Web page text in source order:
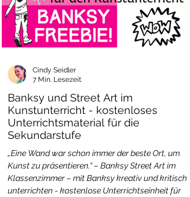
Banksy und Street Art im
Kunstunterricht - kostenloses
Unterrichtsmaterial für die
Sekundarstufe
„Eine Wand war schon immer der beste Ort, um
Kunst zu präsentieren.“ – Banksy Street Art im
Klassenzimmer – mit Banksy kreativ und kritisch
unterrichten - kostenlose Unterrichtseinheit für
Cindy Seidler
7 Min. Lesezeit